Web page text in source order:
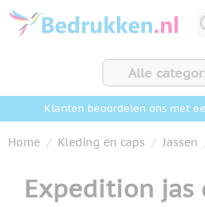
Ga naar de inhoud
Alle
Klanten beoordelen ons met
Home / Kleding en caps / Jassen
Expedition jas